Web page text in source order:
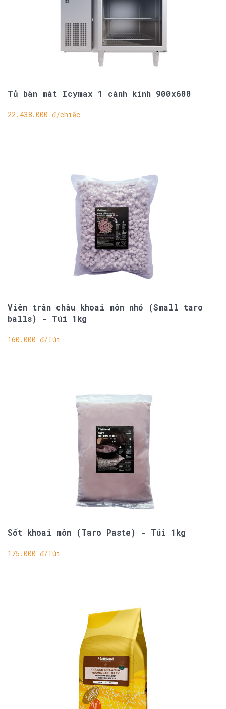
Tủ bàn mát Icymax 1 cánh kính 900x600
22.438.000 đ/chiếc
Viên trân châu khoai môn nhỏ (Small taro
balls) - Túi 1kg
160.000 đ/Túi
Sốt khoai môn (Taro Paste) - Túi 1kg
175.000 đ/Túi